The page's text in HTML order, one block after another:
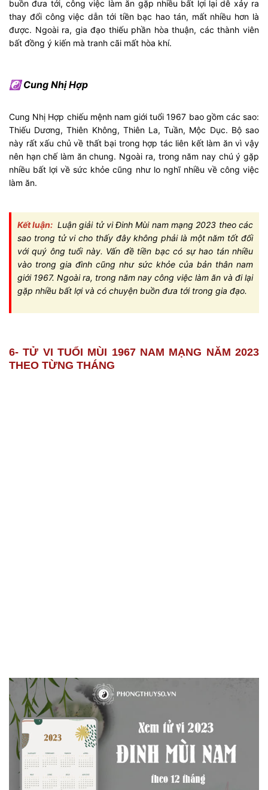
buồn đưa tới, công việc làm ăn gặp nhiều bất lợi lại dễ xảy ra
thay đổi công việc dẫn tới tiền bạc hao tán, mất nhiều hơn là
được. Ngoài ra, gia đạo thiếu phần hòa thuận, các thành viên
bất đồng ý kiến mà tranh cãi mất hòa khí.
☯ Cung Nhị Hợp
Cung Nhị Hợp chiếu mệnh nam giới tuổi 1967 bao gồm các sao:
Thiếu Dương, Thiên Không, Thiên La, Tuần, Mộc Dục. Bộ sao
này rất xấu chủ về thất bại trong hợp tác liên kết làm ăn vì vậy
nên hạn chế làm ăn chung. Ngoài ra, trong năm nay chú ý gặp
nhiều bất lợi về sức khỏe cũng như lo nghĩ nhiều về công việc
làm ăn.
Kết luận: Luận giải tử vi Đinh Mùi nam mạng 2023 theo các
sao trong tử vi cho thấy đây không phải là một năm tốt đối
với quý ông tuổi này. Vấn đề tiền bạc có sự hao tán nhiều
vào trong gia đình cũng như sức khỏe của bản thân nam
giới 1967. Ngoài ra, trong năm nay công việc làm ăn và đi lại
gặp nhiều bất lợi và có chuyện buồn đưa tới trong gia đạo.
6- TỬ VI TUỔI MÙI 1967 NAM MẠNG NĂM 2023
THEO TỪNG THÁNG